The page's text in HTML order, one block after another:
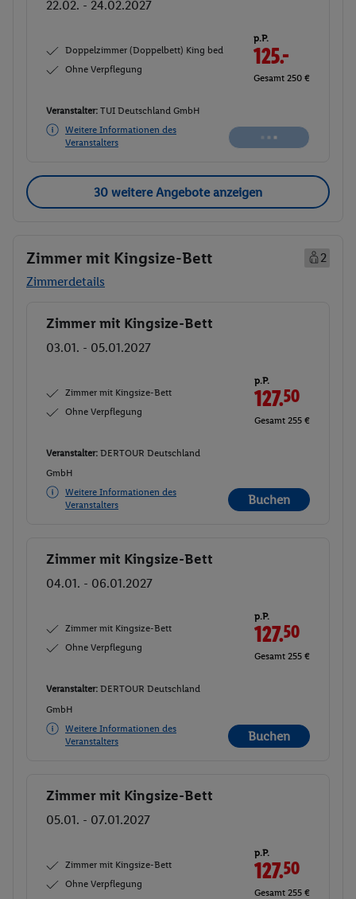
22.02. - 24.02.2027
Doppelzimmer (Doppelbett) King bed
Ohne Verpflegung
p.P.
126.-
Gesamt 252 €
Veranstalter: TUI Deutschland GmbH
Weitere Informationen des
Veranstalters
Buchen
30 weitere Angebote anzeigen
Zimmer mit Kingsize-Bett
2
Zimmerdetails
Buchen
Zimmer mit Kingsize-Bett
03.01. - 05.01.2027
Zimmer mit Kingsize-Bett
Ohne Verpflegung
p.P.
127.50
Gesamt 255 €
Veranstalter: DERTOUR Deutschland
GmbH
Weitere Informationen des
Veranstalters
Buchen
Buchen
Zimmer mit Kingsize-Bett
04.01. - 06.01.2027
Zimmer mit Kingsize-Bett
Ohne Verpflegung
p.P.
127.50
Gesamt 255 €
Veranstalter: DERTOUR Deutschland
GmbH
Weitere Informationen des
Veranstalters
Buchen
Buchen
Zimmer mit Kingsize-Bett
05.01. - 07.01.2027
Zimmer mit Kingsize-Bett
Ohne Verpflegung
p.P.
127.50
Gesamt 255 €